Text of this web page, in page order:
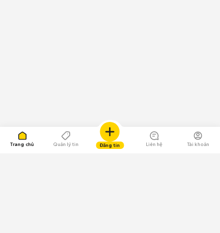
Trang chủ Quản lý tin Đăng tin Liên hệ Tài khoản